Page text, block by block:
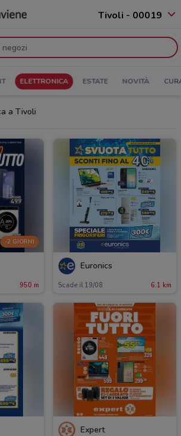
Tivoli - 00019
ELETTRONICA ESTATE NOVITÀ
a Tivoli
-2 GIORNI
950 m
Euronics
Scade il 19/08 6.1 km
Expert